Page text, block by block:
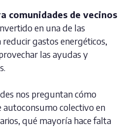
comunidades de vecinos
en una de las
reducir gastos energéticos,
las ayudas y
nos preguntan cómo
colectivo en
qué mayoría hace falta